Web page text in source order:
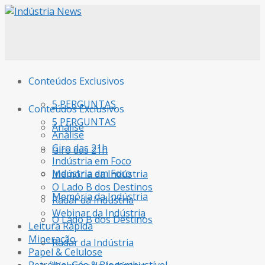
Conteúdos Exclusivos
5 PERGUNTAS
Análise
Giro das 21h
Indústria em Foco
Memória da Indústria
O Lado B dos Destinos
Radar da Indústria
Conteúdos Exclusivos
5 PERGUNTAS
Análise
Giro das 21h
Indústria em Foco
Memória da Indústria
O Lado B dos Destinos
Radar da Indústria
Webinar da Indústria
Leitura Rápida
Mineração
Papel & Celulose